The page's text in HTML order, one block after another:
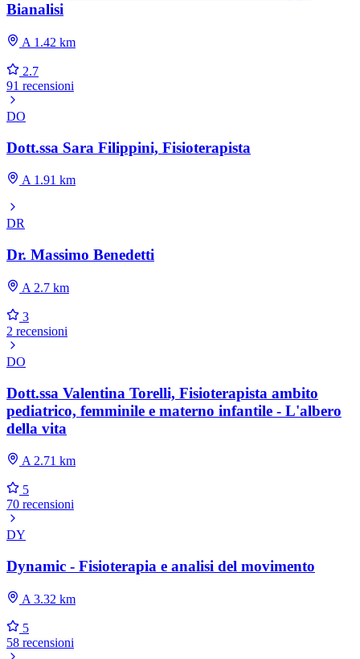
Bianalisi
A 1.42 km
2.7
91 recensioni
DO
Dott.ssa Sara Filippini, Fisioterapista
A 1.91 km
DR
Dr. Massimo Benedetti
A 2.7 km
3
2 recensioni
DO
Dott.ssa Valentina Torelli, Fisioterapista ambito
pediatrico, femminile e materno infantile - L'albero
della vita
A 2.71 km
5
70 recensioni
DY
Dynamic - Fisioterapia e analisi del movimento
A 3.32 km
5
58 recensioni